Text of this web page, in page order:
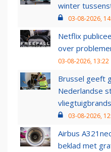
winter
03-08-2026,
Netflix
over
03-08-2026, 13:22
Brussel geeft
Nederlandse
03-08-2026,
Airbus
beklad met